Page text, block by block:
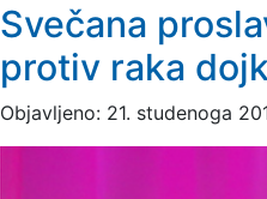
Svečana
protiv raka
Objavljeno: 21. studenoga